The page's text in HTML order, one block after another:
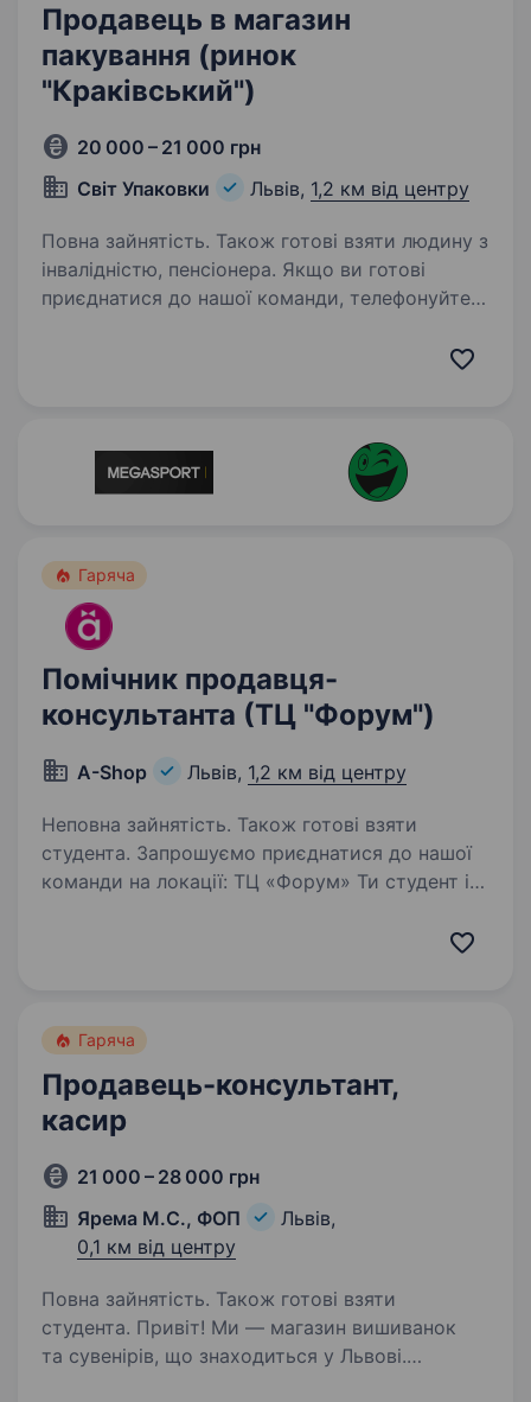
Продавець в магазин
пакування (ринок
"Краківський")
20 000 – 21 000 грн
Світ Упаковки
Львів, 1,2 км від центру
Повна зайнятість. Також готові взяти людину з
інвалідністю, пенсіонера. Якщо ви готові
приєднатися до нашої команди, телефонуйте!
Гаряча
Помічник продавця-
консультанта (ТЦ "Форум")
A-Shop Львів, 1,2 км від центру
Неповна зайнятість. Також готові взяти
студента. Запрошуємо приєднатися до нашої
команди на локації: ТЦ «Форум» Ти студент і
Гаряча
Продавець-консультант,
касир
21 000 – 28 000 грн
Ярема М.С., ФОП
Львів,
0,1 км від центру
Повна зайнятість. Також готові взяти
студента. Привіт! Ми — магазин вишиванок
та сувенірів, що знаходиться у Львові.